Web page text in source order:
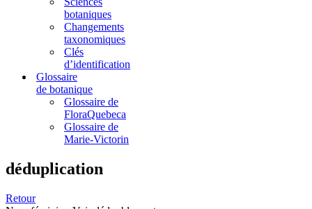
botaniques
Changements
taxonomiques
Clés
d’identification
Glossaire
de botanique
Glossaire de
FloraQuebeca
Glossaire de
Marie-Victorin
déduplication
Retour